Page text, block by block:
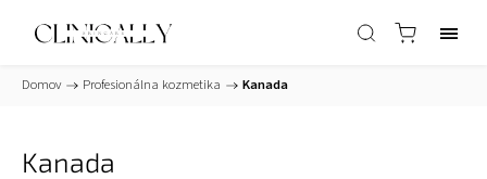
Domov / Profesionálna kozmetika / Kanada
Kanada